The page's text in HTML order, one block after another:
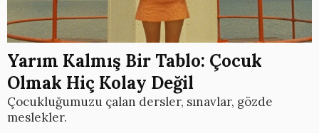
Yarım Kalmış Bir Tablo: Çocuk
Olmak Hiç Kolay Değil
Çocukluğumuzu çalan dersler, sınavlar, gözde
meslekler.